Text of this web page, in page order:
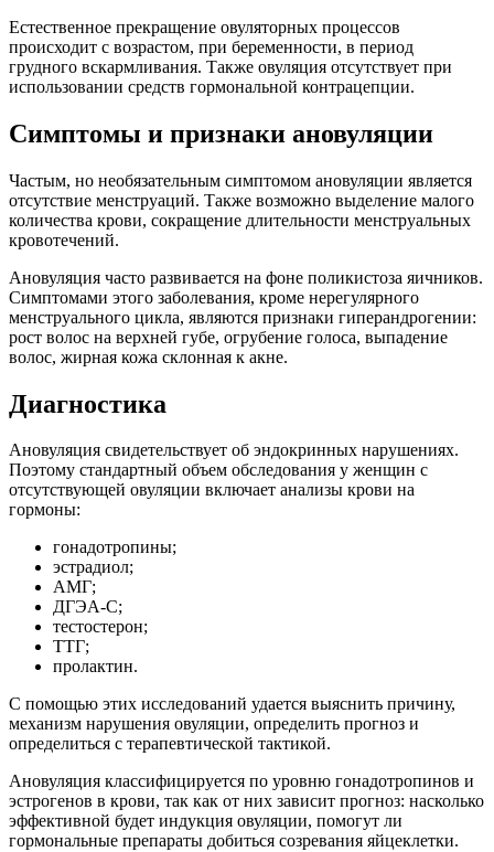
Естественное прекращение овуляторных процессов
происходит с возрастом, при беременности, в период
грудного вскармливания. Также овуляция отсутствует при
использовании средств гормональной контрацепции.
Симптомы и признаки ановуляции
Частым, но необязательным симптомом ановуляции является
отсутствие менструаций. Также возможно выделение малого
количества крови, сокращение длительности менструальных
кровотечений.
Ановуляция часто развивается на фоне поликистоза яичников.
Симптомами этого заболевания, кроме нерегулярного
менструального цикла, являются признаки гиперандрогении:
рост волос на верхней губе, огрубение голоса, выпадение
волос, жирная кожа склонная к акне.
Диагностика
Ановуляция свидетельствует об эндокринных нарушениях.
Поэтому стандартный объем обследования у женщин с
отсутствующей овуляции включает анализы крови на
гормоны:
гонадотропины;
эстрадиол;
АМГ;
ДГЭА-С;
тестостерон;
ТТГ;
пролактин.
С помощью этих исследований удается выяснить причину,
механизм нарушения овуляции, определить прогноз и
определиться с терапевтической тактикой.
Ановуляция классифицируется по уровню гонадотропинов и
эстрогенов в крови, так как от них зависит прогноз: насколько
эффективной будет индукция овуляции, помогут ли
гормональные препараты добиться созревания яйцеклетки.